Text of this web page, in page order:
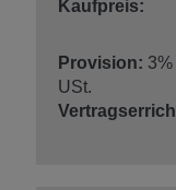
Kaufpreis:
Provision:
USt.